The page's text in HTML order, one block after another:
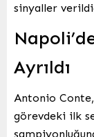
sinyaller
Ayrıldı
Antonio Conte,
görevdeki ilk